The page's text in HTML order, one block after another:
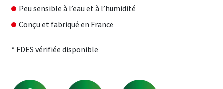
Peu sensible à l’eau et à l’humidité
Conçu et fabriqué en France
* FDES vérifiée disponible